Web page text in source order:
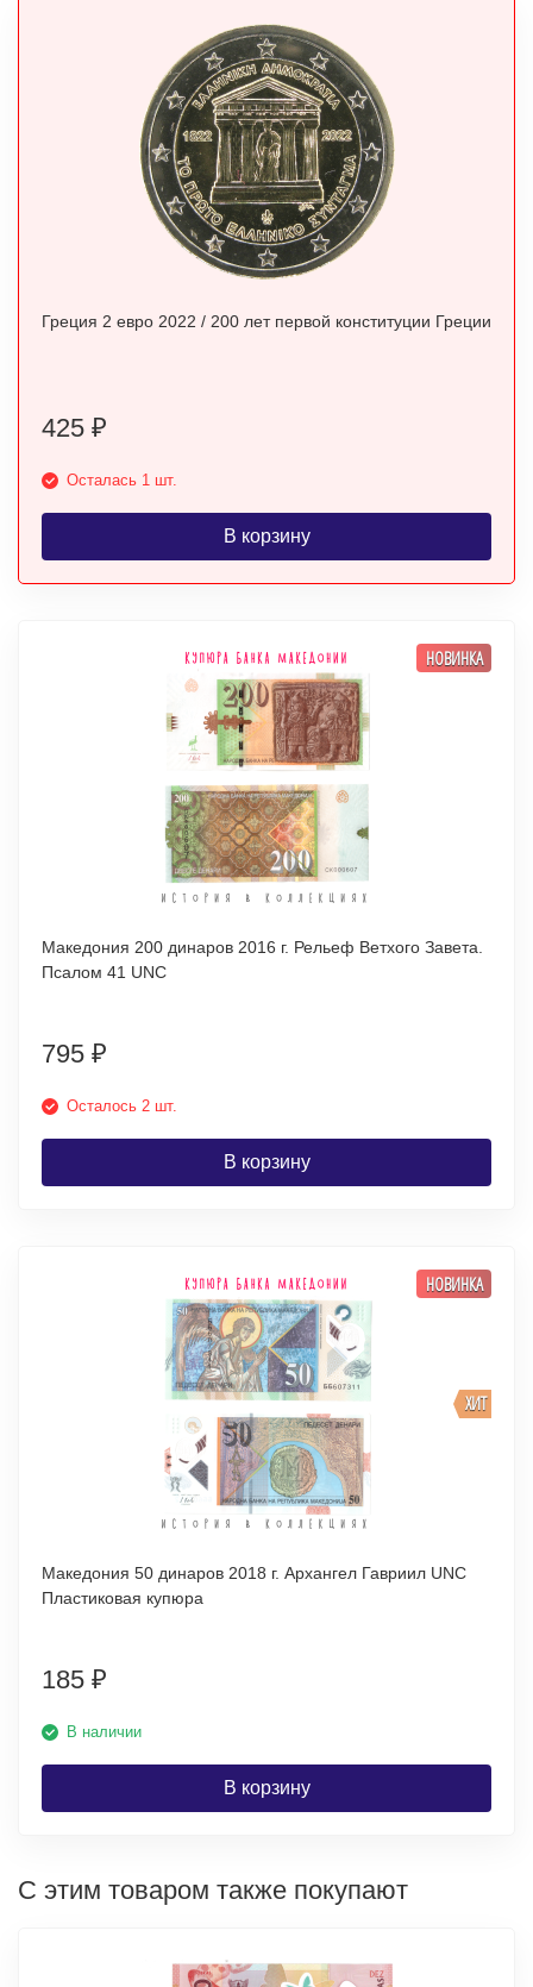
Греция 2 евро 2022 / 200 лет первой конституции Греции
425 ₽
Осталась 1 шт.
В корзину
НОВИНКА
Македония 200 динаров 2016 г. Рельеф Ветхого Завета.
Псалом 41 UNC
795 ₽
Осталось 2 шт.
В корзину
ХИТ
НОВИНКА
Македония 50 динаров 2018 г. Архангел Гавриил UNC
Пластиковая купюра
185 ₽
В наличии
В корзину
С этим товаром также покупают